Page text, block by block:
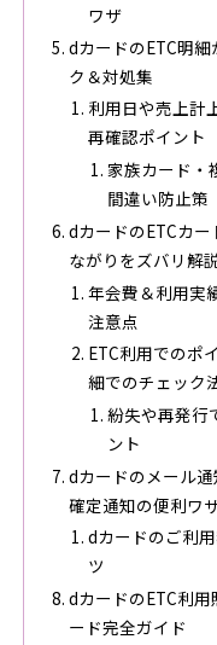
ワザ
dカードのETC明
ク＆対処集
利用日や売上計
再確認ポイント
家族カード・
間違い防止策
dカードのETCカ
ながりをズバリ解
年会費＆利用実
注意点
ETC利用でのポ
細でのチェック
紛失や再発行
ント
dカードのメール
確定通知の便利ワ
dカードのご利
ツ
dカードのETC利
ード完全ガイド